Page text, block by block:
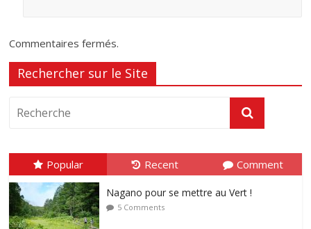
Commentaires fermés.
Rechercher sur le Site
Popular Recent Comment
Nagano pour se mettre au Vert !
5 Comments